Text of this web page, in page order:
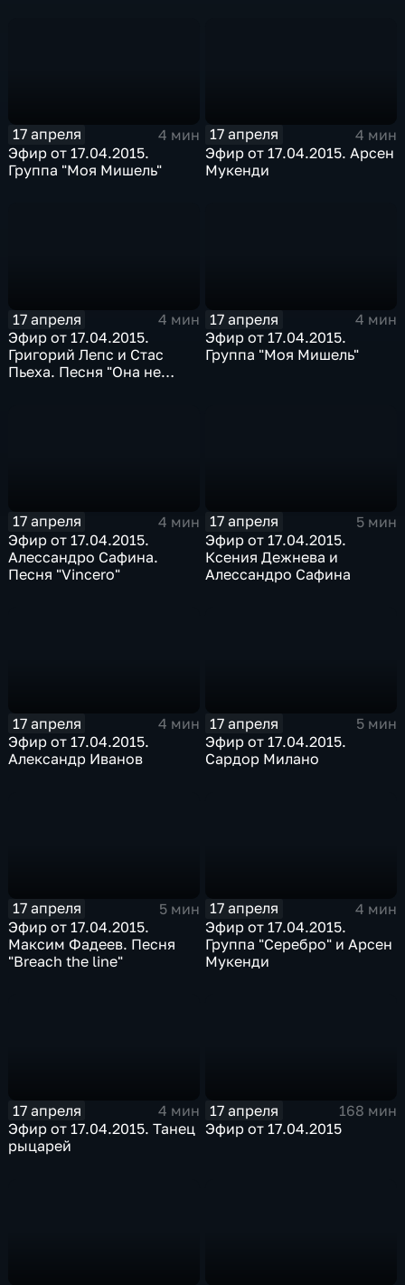
17 апреля
4 мин
Эфир от 17.04.2015.
Группа "Моя Мишель"
17 апреля
4 мин
Эфир от 17.04.2015. Арсен
Мукенди
17 апреля
4 мин
Эфир от 17.04.2015.
Григорий Лепс и Стас
Пьеха. Песня "Она не
17 апреля
4 мин
Эфир от 17.04.2015.
Группа "Моя Мишель"
17 апреля
4 мин
Эфир от 17.04.2015.
Алессандро Сафина.
Песня "Vincero"
17 апреля
5 мин
Эфир от 17.04.2015.
Ксения Дежнева и
Алессандро Сафина
17 апреля
4 мин
Эфир от 17.04.2015.
Александр Иванов
17 апреля
5 мин
Эфир от 17.04.2015.
Сардор Милано
17 апреля
5 мин
Эфир от 17.04.2015.
Максим Фадеев. Песня
"Breach the line"
17 апреля
4 мин
Эфир от 17.04.2015.
Группа "Серебро" и Арсен
Мукенди
17 апреля
4 мин
Эфир от 17.04.2015. Танец
рыцарей
17 апреля
168 мин
Эфир от 17.04.2015